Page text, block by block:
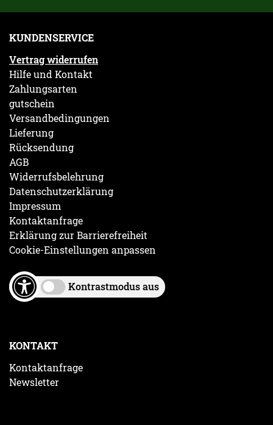
KUNDENSERVICE
Vertrag widerrufen
Hilfe und Kontakt
Zahlungsarten
gutschein
Versandbedingungen
Lieferung
Rücksendung
AGB
Widerrufsbelehrung
Datenschutzerklärung
Impressum
Kontaktanfrage
Erklärung zur Barrierefreiheit
Cookie-Einstellungen anpassen
Kontrastmodus aus
KONTAKT
Kontaktanfrage
Newsletter